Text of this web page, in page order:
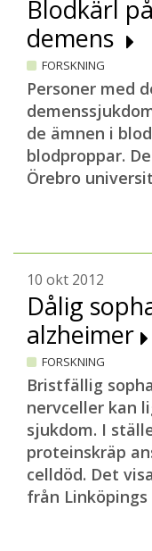
Blodkärl
demens
FORSKNING
Personer med
de ämnen i
blodproppar.
Örebro
10 okt 2012
Dålig
alzheimer
FORSKNING
Bristfällig
nervceller kan
sjukdom. I
proteinskräp
celldöd. Det
från